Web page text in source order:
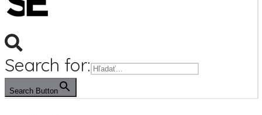
Search for:
Search Button